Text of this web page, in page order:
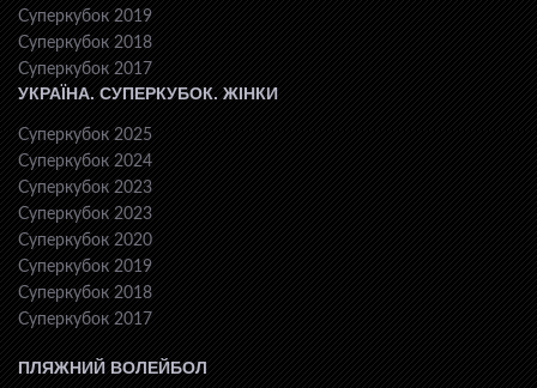
Суперкубок 2019
Суперкубок 2018
Суперкубок 2017
УКРАЇНА. СУПЕРКУБОК. ЖІНКИ
Суперкубок 2025
Суперкубок 2024
Суперкубок 2023
Суперкубок 2023
Суперкубок 2020
Суперкубок 2019
Суперкубок 2018
Суперкубок 2017
ПЛЯЖНИЙ ВОЛЕЙБОЛ